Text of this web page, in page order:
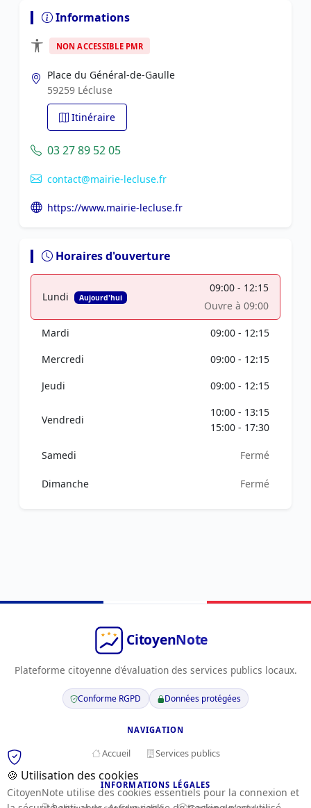
Informations
NON ACCESSIBLE PMR
Place du Général-de-Gaulle
59259 Lécluse
Itinéraire
03 27 89 52 05
contact@mairie-lecluse.fr
https://www.mairie-lecluse.fr
Horaires d'ouverture
Lundi Aujourd'hui
09:00 - 12:15
Ouvre à 09:00
Mardi
09:00 - 12:15
Mercredi
09:00 - 12:15
Jeudi
09:00 - 12:15
Vendredi
10:00 - 13:15
15:00 - 17:30
Samedi Fermé
Dimanche Fermé
Plateforme citoyenne d'évaluation des services publics locaux.
Conforme RGPD Données protégées
NAVIGATION
Accueil Services publics
INFORMATIONS LÉGALES
🍪 Utilisation des cookies
CitoyenNote utilise des cookies essentiels pour la connexion et